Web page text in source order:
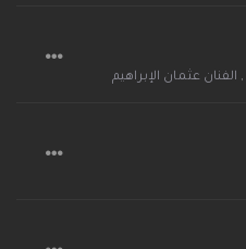
, الفنان عثمان الإبراهيم